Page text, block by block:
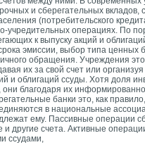
и сберегательных вкладов,
(потребительского
учредительных операциях. По
к выпуску акций и
эмиссии, выбор типа ценных
обращения. Учреждения
их за свой счет или
и облигаций ссуды. Хотя доля
благодаря их
банки это, как
в национальные
ему. Пассивные операции
и другие счета. Активные
ссудами,